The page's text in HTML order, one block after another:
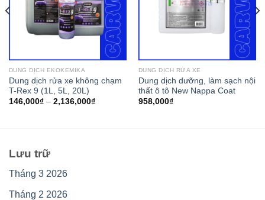
DUNG DỊCH EKOKEMIKA
Dung dịch rửa xe không chạm
T-Rex 9 (1L, 5L, 20L)
146,000₫– 2,136,000₫
DUNG DỊCH RỬA XE
Dung dịch dưỡng, làm sạch nội
thất ô tô New Nappa Coat
958,000₫
Lưu trữ
Tháng 3 2026
Tháng 2 2026